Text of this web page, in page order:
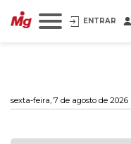
ENTRAR
sexta-feira, 7 de agosto de 2026